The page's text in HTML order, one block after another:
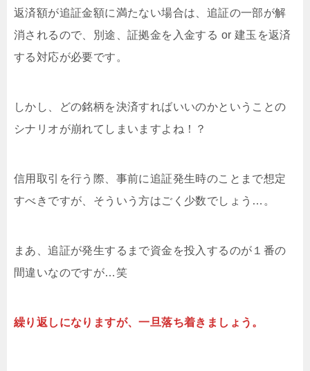
返済額が追証金額に満たない場合は、追証の一部が解
消されるので、別途、証拠金を入金する or 建玉を返済
する対応が必要です。
しかし、どの銘柄を決済すればいいのかということの
シナリオが崩れてしまいますよね！？
信用取引を行う際、事前に追証発生時のことまで想定
すべきですが、そういう方はごく少数でしょう…。
まあ、追証が発生するまで資金を投入するのが１番の
間違いなのですが…笑
繰り返しになりますが、一旦落ち着きましょう。